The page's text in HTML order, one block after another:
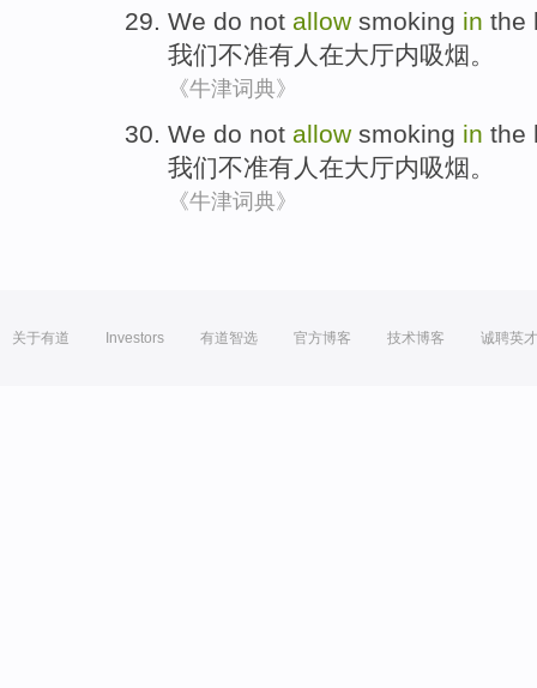
We do not allow smoking in the
我们不准有人 在大厅内吸烟。
《牛津词典》
We do not allow smoking in the
我们不准有人 在大厅内吸烟。
《牛津词典》
关于有道 Investors 有道智选 官方博客 技术博客 诚聘英才